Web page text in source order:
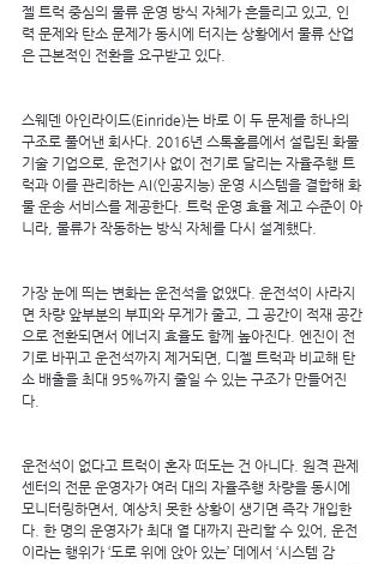
젤 트럭 중심의 물류 운영 방식 자체가 흔들리고 있고, 인
력 문제와 탄소 문제가 동시에 터지는 상황에서 물류 산업
은 근본적인 전환을 요구받고 있다.
스웨덴 아인라이드(Einride)는 바로 이 두 문제를 하나의
구조로 풀어낸 회사다. 2016년 스톡홀름에서 설립된 화물
기술 기업으로, 운전기사 없이 전기로 달리는 자율주행 트
럭과 이를 관리하는 AI(인공지능) 운영 시스템을 결합해 화
물 운송 서비스를 제공한다. 트럭 운영 효율 제고 수준이 아
니라, 물류가 작동하는 방식 자체를 다시 설계했다.
가장 눈에 띄는 변화는 운전석을 없앴다. 운전석이 사라지
면 차량 앞부분의 부피와 무게가 줄고, 그 공간이 적재 공간
으로 전환되면서 에너지 효율도 함께 높아진다. 엔진이 전
기로 바뀌고 운전석까지 제거되면, 디젤 트럭과 비교해 탄
소 배출을 최대 95%까지 줄일 수 있는 구조가 만들어진
다.
운전석이 없다고 트럭이 혼자 떠도는 건 아니다. 원격 관제
센터의 전문 운영자가 여러 대의 자율주행 차량을 동시에
모니터링하면서, 예상치 못한 상황이 생기면 즉각 개입한
다. 한 명의 운영자가 최대 열 대까지 관리할 수 있어, 운전
이라는 행위가 ‘도로 위에 앉아 있는’ 데에서 ‘시스템 감